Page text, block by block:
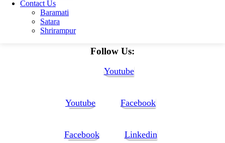
Contact Us
Baramati
Satara
Shrirampur
converted-1
ANJAN_BHATTACHARJEE_CV new-converted-1
Follow Us:
Youtube
Youtube Facebook
Facebook Linkedin